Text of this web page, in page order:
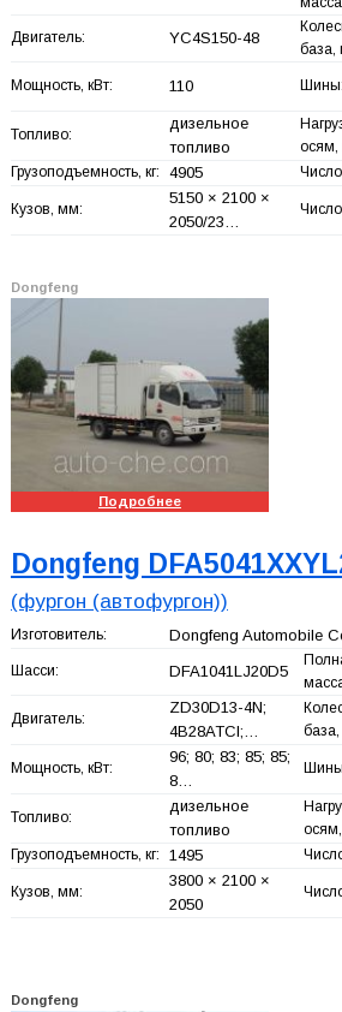
Двигатель: YC4S150-48
база,
Мощность, кВт: 110 Шины:
Топливо:
дизельное
топливо
осям,
Грузоподъемность, кг: 4905
Кузов, мм:
5150 × 2100 ×
2050/23…
Dongfeng
Подробнее
Dongfeng
(фургон (автофургон))
Изготовитель: Dongfeng Automobile
Шасси: DFA1041LJ20D5
Двигатель:
ZD30D13-4N;
4B28ATCI;…
Мощность, кВт:
96; 80; 83; 85; 85;
8…
Топливо:
дизельное
топливо
осям,
Грузоподъемность, кг: 1495
Кузов, мм:
3800 × 2100 ×
2050
Dongfeng